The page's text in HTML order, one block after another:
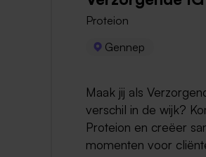
Proteion
Gennep
Maak jij als
verschil in de wijk?
Proteion en creëer
momenten voor